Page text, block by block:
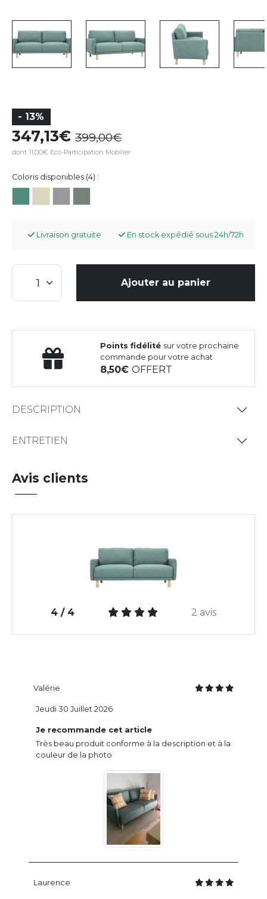
- 13%
347,13 399,00
dont 11,00€ Eco-Participation Mobilier
Coloris disponibles (4) :
Livraison gratuite En stock expédié sous 24h/72h
Ajouter au panier
Points fidélité sur votre prochaine
commande pour votre achat
8,50OFFERT
DESCRIPTION
ENTRETIEN
Avis clients
4 / 4 2 avis
Valérie
Je recommande cet article
Très beau produit conforme à la description et à la
couleur de la photo
Jeudi 30 Juillet 2026
Laurence